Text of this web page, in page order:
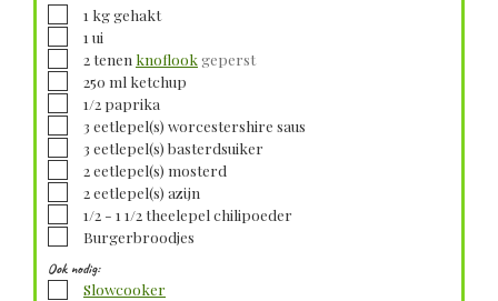
▢1 kggehakt
▢1 ui
▢
2 tenen knoflookgeperst
▢
250 ml ketchup
▢1/2 paprika
▢
3 eetlepel(s) worcestershire saus
▢
3 eetlepel(s) basterdsuiker
▢
2 eetlepel(s) mosterd
▢
2 eetlepel(s) azijn
▢1/2 - 1 1/2 theelepel chilipoeder
▢
Burgerbroodjes
Ook nodig:
▢
Slowcooker